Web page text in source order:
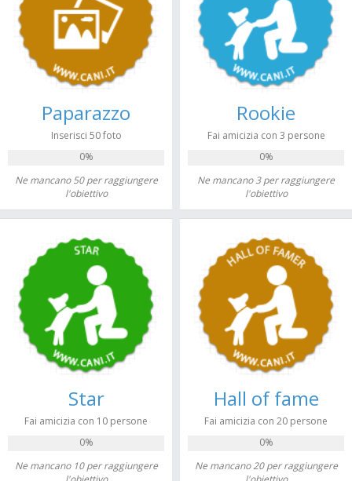
Paparazzo
Inserisci 50 foto
0%
Ne mancano 50 per raggiungere
l'obiettivo
Rookie
Fai amicizia con 3 persone
0%
Ne mancano 3 per raggiungere
l'obiettivo
Star
Fai amicizia con 10 persone
0%
Ne mancano 10 per raggiungere
Hall of fame
Fai amicizia con 20 persone
0%
Ne mancano 20 per raggiungere